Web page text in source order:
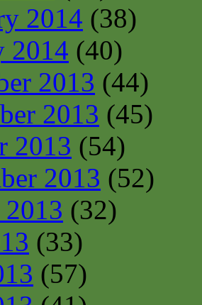
2014 (38)
2014 (40)
2013 (44)
2013 (45)
2013 (54)
2013 (52)
(32)
(33)
(57)